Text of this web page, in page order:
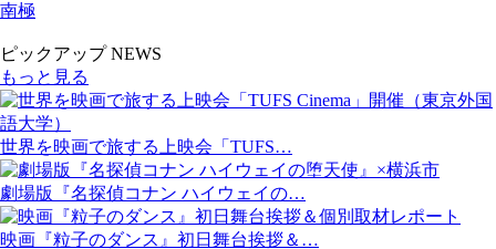
南極
ピックアップ NEWS
もっと見る
世界を映画で旅する上映会「TUFS…
劇場版『名探偵コナン ハイウェイの…
映画『粒子のダンス』初日舞台挨拶＆…